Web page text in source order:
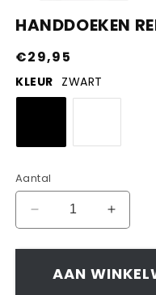
HANDDOEKEN
Normale
prijs
€29,95
KLEUR ZWART
Aantal
Aantal
verlagen
voor
HANDDOEKEN
REK
Aantal
voor
REK
AAN